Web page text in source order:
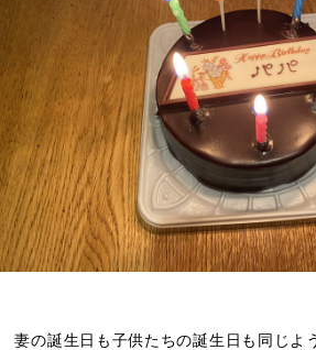
妻の誕生日も子供たちの誕生日も同じよ